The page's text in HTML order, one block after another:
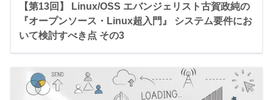
【第13回】 Linux/OSS エバンジェリスト古賀政純の
『オープンソース・Linux超入門』 システム要件にお
いて検討すべき点 その3